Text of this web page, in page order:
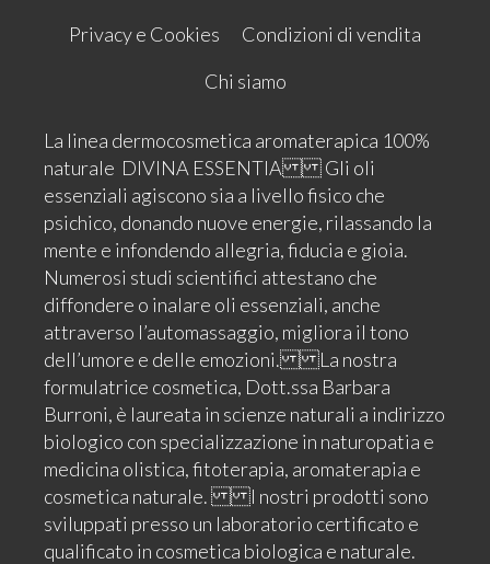
Privacy e Cookies
Condizioni di vendita
Chi siamo
La linea dermocosmetica aromaterapica 100%
naturale DIVINA ESSENTIA Gli oli
essenziali agiscono sia a livello fisico che
psichico, donando nuove energie, rilassando la
mente e infondendo allegria, fiducia e gioia.
Numerosi studi scientifici attestano che
diffondere o inalare oli essenziali, anche
attraverso l’automassaggio, migliora il tono
dell’umore e delle emozioni. La nostra
formulatrice cosmetica, Dott.ssa Barbara
Burroni, è laureata in scienze naturali a indirizzo
biologico con specializzazione in naturopatia e
medicina olistica, fitoterapia, aromaterapia e
cosmetica naturale. I nostri prodotti sono
sviluppati presso un laboratorio certificato e
qualificato in cosmetica biologica e naturale.